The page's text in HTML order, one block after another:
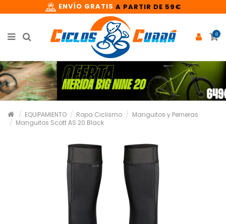
ENVÍO GRATIS A PARTIR DE 59€
0
EQUIPAMIENTO Ropa Ciclismo
Manguitos y Perneras
Manguitos Scott AS 20 Black